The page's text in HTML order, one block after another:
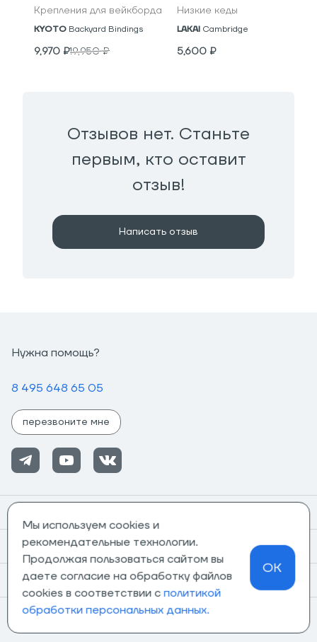
Крепления для вейкборда
KYOTO Backyard Bindings
9,970 ₽19,950₽
Низкие кеды
LAKAI Cambridge
5,600 ₽
Отзывов нет. Станьте
первым, кто оставит
отзыв!
Написать отзыв
Нужна помощь?
8 495 648 65 05
перезвоните мне
Информация
О компании
Магазины
Мы используем cookies и
рекомендательные технологии.
Продолжая пользоваться сайтом вы
даете согласие на обработку файлов
cookies в соответствии с политикой
обработки персональных данных.
OK